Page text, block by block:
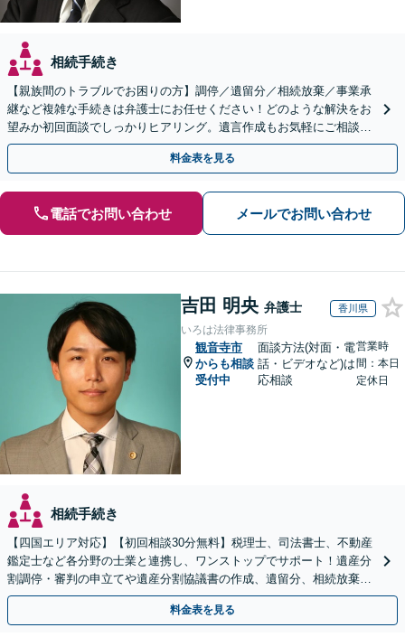
相続手続き
【親族間のトラブルでお困りの方】調停／遺留分／相続放棄／事業承
継など複雑な手続きは弁護士にお任せください！どのような解決をお
望みか初回面談でしっかりヒアリング。遺言作成もお気軽にご相談く
ださい。
料金表を見る
電話でお問い合わせ メールでお問い合わせ
吉田 明央 弁護士 香川県
いろは法律事務所
観音寺市
からも相談
受付中
面談方法(対面・電
話・ビデオなど)は
応相談
営業時
間：本日
定休日
相続手続き
【四国エリア対応】【初回相談30分無料】税理士、司法書士、不動産
鑑定士など各分野の士業と連携し、ワンストップでサポート！遺産分
割調停・審判の申立てや遺産分割協議書の作成、遺留分、相続放棄、
遺言書など幅広いご相談に対応【オンライン面談OK】
料金表を見る